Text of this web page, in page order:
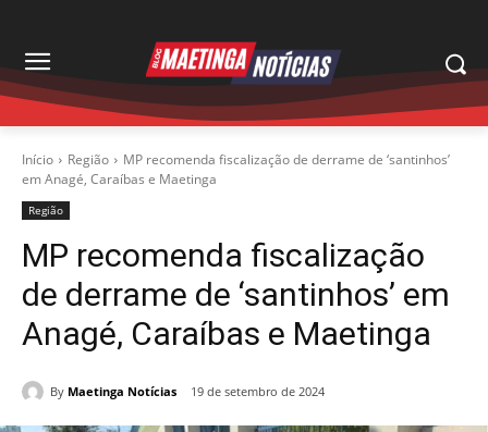
Início Região
MP recomenda fiscalização de derrame de ‘santinhos’
em Anagé, Caraíbas e Maetinga
Região
MP recomenda fiscalização
de derrame de ‘santinhos’ em
Anagé, Caraíbas e Maetinga
By Maetinga Notícias 19 de setembro de 2024